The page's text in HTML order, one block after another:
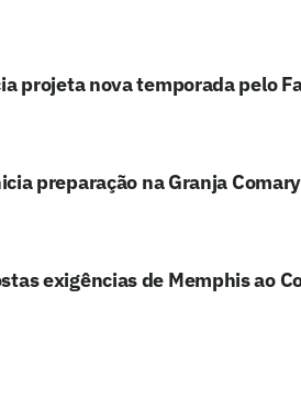
projeta nova temporada pelo
preparação na Granja
exigências de Memphis ao